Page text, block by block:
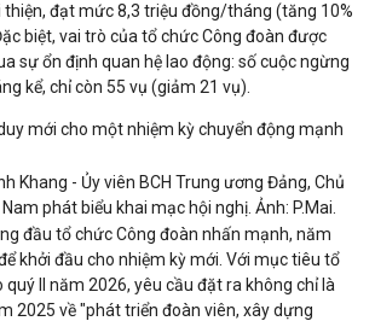
thiện, đạt mức 8,3 triệu đồng/tháng (tăng 10%
biệt, vai trò của tổ chức Công đoàn được
sự ổn định quan hệ lao động: số cuộc ngừng
kể, chỉ còn 55 vụ (giảm 21 vụ).
Khang - Ủy viên BCH Trung ương Đảng, Chủ
phát biểu khai mạc hội nghị. Ảnh: P.Mai.
đầu tổ chức Công đoàn nhấn mạnh, năm
khởi đầu cho nhiệm kỳ mới. Với mục tiêu tổ
quý II năm 2026, yêu cầu đặt ra không chỉ là
2025 về "phát triển đoàn viên, xây dựng